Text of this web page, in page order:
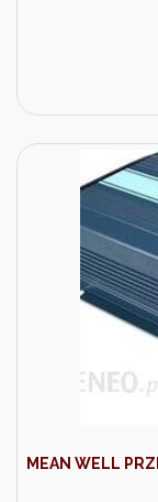
MEAN WELL